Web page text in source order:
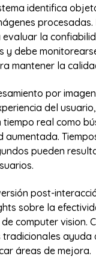
identifica
procesadas.
la
y debe
mantener la
por
del
tiempo real como
aumentada.
pueden
post-
sobre la
computer vision.
tradicionales ayuda
áreas de mejora.